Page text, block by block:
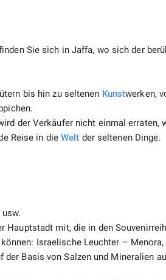
Sie sich in Jaffa, wo sich der
bis hin zu seltenen Kunstwerken,
der Verkäufer nicht einmal erraten,
Reise in dieWelt der seltenen Dinge.
Hauptstadt mit, die in den
Israelische Leuchter –
Basis von Salzen und Mineralien